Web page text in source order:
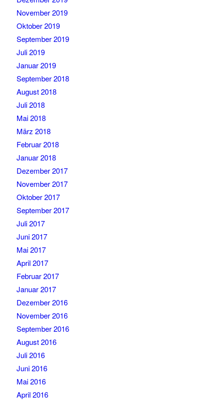
November 2019
Oktober 2019
September 2019
Juli 2019
Januar 2019
September 2018
August 2018
Juli 2018
Mai 2018
März 2018
Februar 2018
Januar 2018
Dezember 2017
November 2017
Oktober 2017
September 2017
Juli 2017
Juni 2017
Mai 2017
April 2017
Februar 2017
Januar 2017
Dezember 2016
November 2016
September 2016
August 2016
Juli 2016
Juni 2016
Mai 2016
April 2016